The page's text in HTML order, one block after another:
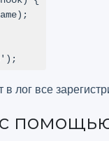
лог все